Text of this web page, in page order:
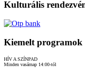
Kulturális
Kiemelt programok
HÍV A SZÍNPAD
Minden vasárnap 14:00-tól